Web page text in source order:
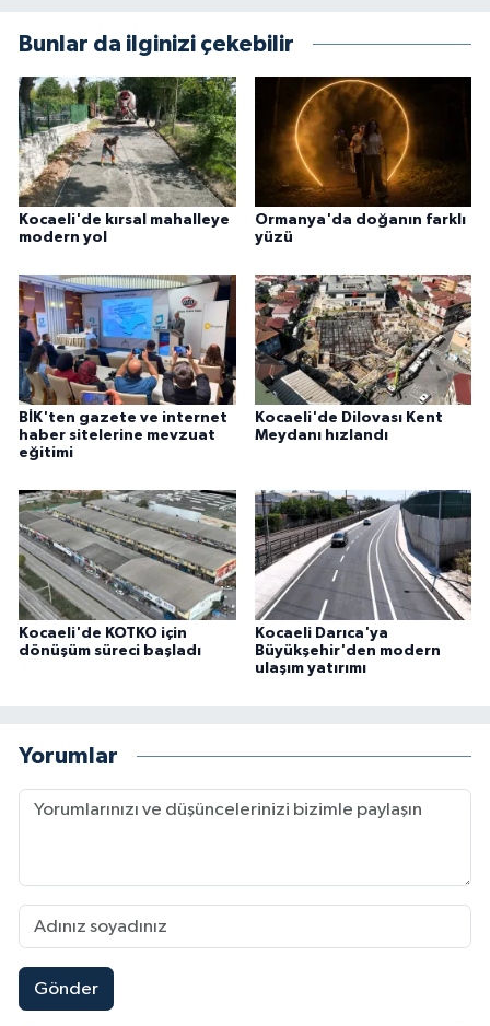
Bunlar da ilginizi çekebilir
Kocaeli'de kırsal mahalleye
modern yol
Ormanya'da doğanın farklı
yüzü
BİK'ten gazete ve internet
haber sitelerine mevzuat
eğitimi
Kocaeli'de Dilovası Kent
Meydanı hızlandı
Kocaeli'de KOTKO için
dönüşüm süreci başladı
Kocaeli Darıca'ya
Büyükşehir'den modern
ulaşım yatırımı
Yorumlar
Gönder